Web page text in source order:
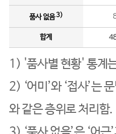
품사 없음3)
합계
1) '품사별 현황' 통계
2) ‘어미’와 ‘접사’는
와 같은 층위로 처리함.